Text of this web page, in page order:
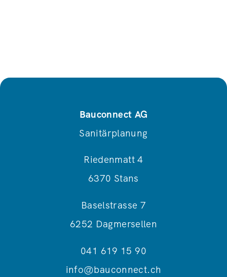
Bauconnect AG
Sanitärplanung
Riedenmatt 4
6370 Stans
Baselstrasse 7
6252 Dagmersellen
041 619 15 90
info@bauconnect.ch